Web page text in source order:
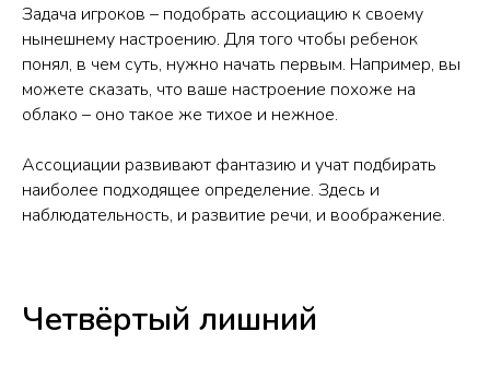
Задача игроков – подобрать ассоциацию к своему
нынешнему настроению. Для того чтобы ребенок
понял, в чем суть, нужно начать первым. Например, вы
можете сказать, что ваше настроение похоже на
облако – оно такое же тихое и нежное.
Ассоциации развивают фантазию и учат подбирать
наиболее подходящее определение. Здесь и
наблюдательность, и развитие речи, и воображение.
Четвёртый лишний